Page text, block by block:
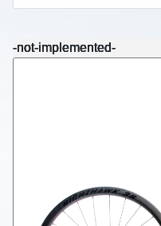
-not-implemented-
-not-implemented-
-not-implemented-
-not-implemented-